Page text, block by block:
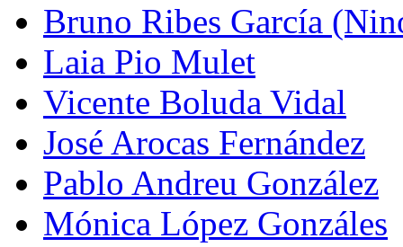
Bruno Ribes García
Laia Pio Mulet
Vicente Boluda Vidal
José Arocas Fernández
Pablo Andreu González
Mónica López Gonzáles